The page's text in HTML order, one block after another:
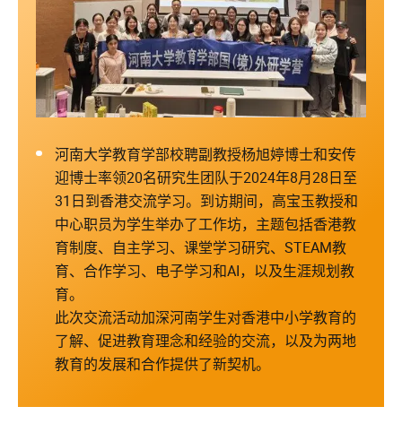
河南大学教育学部校聘副教授杨旭婷博士和安传
迎博士率领20名研究生团队于2024年8月28日至
31日到香港交流学习。到访期间，高宝玉教授和
中心职员为学生举办了工作坊，主题包括香港教
育制度、自主学习、课堂学习研究、STEAM教
育、合作学习、电子学习和AI，以及生涯规划教
育。
此次交流活动加深河南学生对香港中小学教育的
了解、促进教育理念和经验的交流，以及为两地
教育的发展和合作提供了新契机。